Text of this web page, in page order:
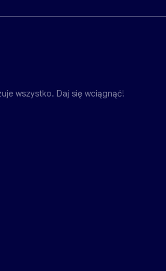
wszystko. Daj się wciągnąć!